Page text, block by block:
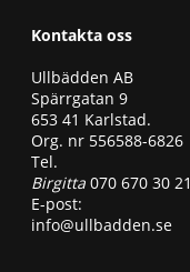
Kontakta oss
Ullbädden AB
Spärrgatan 9
653 41 Karlstad.
Org. nr 556588-6826
Tel.
Birgitta 070 670 30 21
E-post:
info@ullbadden.se